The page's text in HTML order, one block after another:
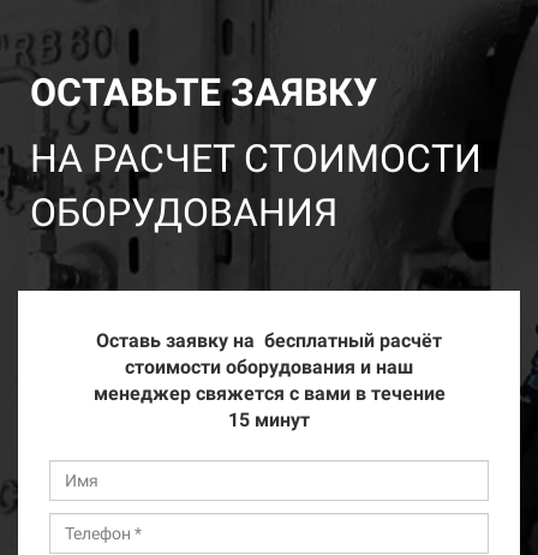
ОСТАВЬТЕ ЗАЯВКУ
НА РАСЧЕТ СТОИМОСТИ
ОБОРУДОВАНИЯ
Оставь заявку на бесплатный расчёт
стоимости оборудования и наш
менеджер свяжется с вами в течение
15 минут